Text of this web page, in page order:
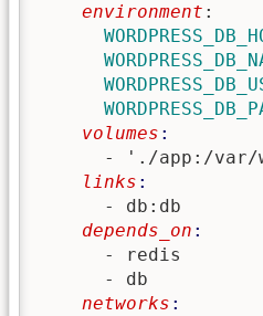
    environment
:
    volumes
- './app:/var/
    links
      - db:db
    depends_on
      - redis
      - db
    networks